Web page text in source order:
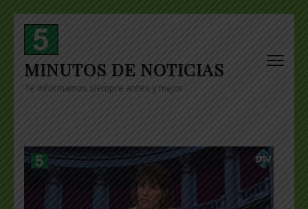
Skip
content
(Press
Enter)
MINUTOS DE NOTICIAS
Te informamos siempre antes y mejor